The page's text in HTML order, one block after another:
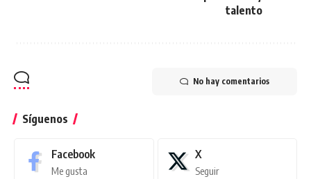
talento
No hay comentarios
Síguenos
Facebook
Me gusta
X
Seguir